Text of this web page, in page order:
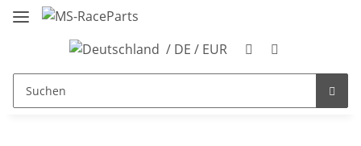
/ DE / EUR